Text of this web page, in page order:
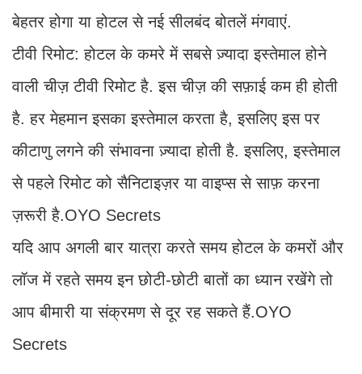
बेहतर होगा या होटल से नई सीलबंद बोतलें मंगवाएं.
टीवी रिमोट: होटल के कमरे में सबसे ज़्यादा इस्तेमाल होने
वाली चीज़ टीवी रिमोट है. इस चीज़ की सफ़ाई कम ही होती
है. हर मेहमान इसका इस्तेमाल करता है, इसलिए इस पर
कीटाणु लगने की संभावना ज़्यादा होती है. इसलिए, इस्तेमाल
से पहले रिमोट को सैनिटाइज़र या वाइप्स से साफ़ करना
ज़रूरी है.OYO Secrets
यदि आप अगली बार यात्रा करते समय होटल के कमरों और
लॉज में रहते समय इन छोटी-छोटी बातों का ध्यान रखेंगे तो
आप बीमारी या संक्रमण से दूर रह सकते हैं.OYO
Secrets